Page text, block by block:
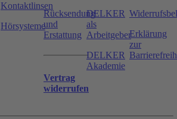
Kontaktlinsen
Hörsysteme
Rücksendung
und
Erstattung
Vertrag
widerrufen
DELKER
als
Arbeitgeber
DELKER
Akademie
Erklärung
zur